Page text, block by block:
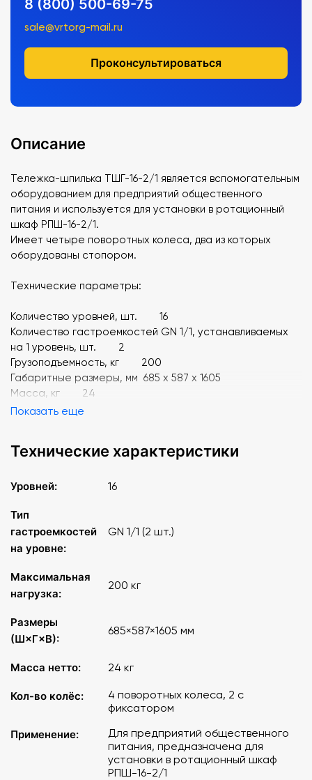
8 (800) 500-69-75
sale@vrtorg-mail.ru
Проконсультироваться
Описание
Тележка-шпилька ТШГ-16-2/1 является вспомогательным
оборудованием для предприятий общественного
питания и используется для установки в ротационный
шкаф РПШ-16-2/1.
Имеет четыре поворотных колеса, два из которых
оборудованы стопором.
Технические параметры:
Количество уровней, шт. 16
Количество гастроемкостей GN 1/1, устанавливаемых
на 1 уровень, шт. 2
Грузоподъемность, кг 200
Габаритные размеры, мм 685 x 587 x 1605
Масса, кг 24
Показать еще
Технические характеристики
Уровней: 16
Тип
гастроемкостей
на уровне:
GN 1/1 (2 шт.)
Максимальная
нагрузка:
200 кг
Размеры
(Ш×Г×В):
685×587×1605 мм
Масса нетто: 24 кг
Кол-во колёс:
4 поворотных колеса, 2 с
фиксатором
Применение:
Для предприятий общественного
питания, предназначена для
установки в ротационный шкаф
РПШ-16-2/1